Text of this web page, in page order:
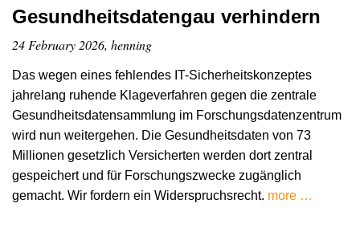
Gesundheitsdatengau verhindern
24 February 2026, henning
Das wegen eines fehlendes IT-Sicherheitskonzeptes
jahrelang ruhende Klageverfahren gegen die zentrale
Gesundheitsdatensammlung im Forschungsdatenzentrum
wird nun weitergehen. Die Gesundheitsdaten von 73
Millionen gesetzlich Versicherten werden dort zentral
gespeichert und für Forschungszwecke zugänglich
gemacht. Wir fordern ein Widerspruchsrecht. more …